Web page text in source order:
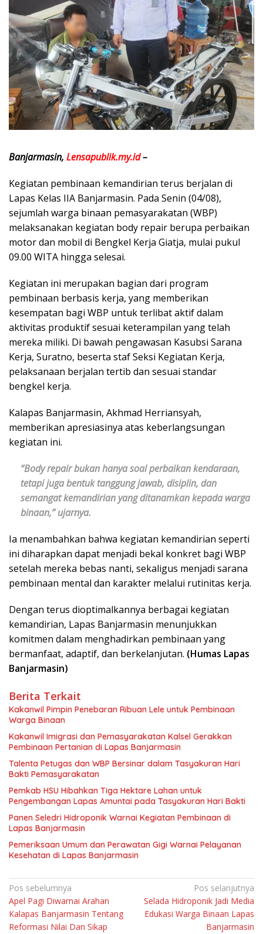
Banjarmasin, Lensapublik.my.id–
Kegiatan pembinaan kemandirian terus berjalan di
Lapas Kelas IIA Banjarmasin. Pada Senin (04/08),
sejumlah warga binaan pemasyarakatan (WBP)
melaksanakan kegiatan body repair berupa perbaikan
motor dan mobil di Bengkel Kerja Giatja, mulai pukul
09.00 WITA hingga selesai.
Kegiatan ini merupakan bagian dari program
pembinaan berbasis kerja, yang memberikan
kesempatan bagi WBP untuk terlibat aktif dalam
aktivitas produktif sesuai keterampilan yang telah
mereka miliki. Di bawah pengawasan Kasubsi Sarana
Kerja, Suratno, beserta staf Seksi Kegiatan Kerja,
pelaksanaan berjalan tertib dan sesuai standar
bengkel kerja.
Kalapas Banjarmasin, Akhmad Herriansyah,
memberikan apresiasinya atas keberlangsungan
kegiatan ini.
“Body repair bukan hanya soal perbaikan kendaraan,
tetapi juga bentuk tanggung jawab, disiplin, dan
semangat kemandirian yang ditanamkan kepada warga
binaan,” ujarnya.
Ia menambahkan bahwa kegiatan kemandirian seperti
ini diharapkan dapat menjadi bekal konkret bagi WBP
setelah mereka bebas nanti, sekaligus menjadi sarana
pembinaan mental dan karakter melalui rutinitas kerja.
Dengan terus dioptimalkannya berbagai kegiatan
kemandirian, Lapas Banjarmasin menunjukkan
komitmen dalam menghadirkan pembinaan yang
bermanfaat, adaptif, dan berkelanjutan. (Humas Lapas
Banjarmasin)
Berita Terkait
Kakanwil Pimpin Penebaran Ribuan Lele untuk Pembinaan
Warga Binaan
Kakanwil Imigrasi dan Pemasyarakatan Kalsel Gerakkan
Pembinaan Pertanian di Lapas Banjarmasin
Talenta Petugas dan WBP Bersinar dalam Tasyakuran Hari
Bakti Pemasyarakatan
Pemkab HSU Hibahkan Tiga Hektare Lahan untuk
Pengembangan Lapas Amuntai pada Tasyakuran Hari Bakti
Panen Seledri Hidroponik Warnai Kegiatan Pembinaan di
Lapas Banjarmasin
Pemeriksaan Umum dan Perawatan Gigi Warnai Pelayanan
Kesehatan di Lapas Banjarmasin
Navigasi
pos
Pos sebelumnya
Apel Pagi Diwarnai Arahan
Kalapas Banjarmasin Tentang
Reformasi Nilai Dan Sikap
Pos selanjutnya
Selada Hidroponik Jadi Media
Edukasi Warga Binaan Lapas
Banjarmasin